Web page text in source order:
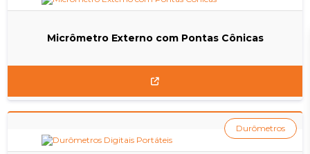
Micrômetro Externo com Pontas Cônicas
Durômetros